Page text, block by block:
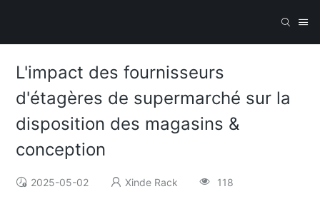
L'impact des fournisseurs
d'étagères de supermarché sur la
disposition des magasins &
conception
2025-05-02 Xinde Rack 118